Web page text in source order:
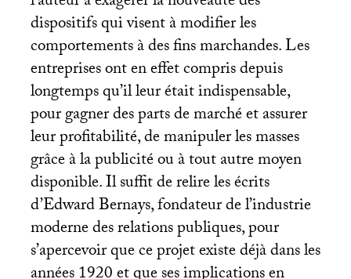
dispositifs qui visent à modifier les
comportements à des fins marchandes. Les
entreprises ont en effet compris depuis
longtemps qu’il leur était indispensable,
pour gagner des parts de marché et assurer
leur profitabilité, de manipuler les masses
grâce à la publicité ou à tout autre moyen
disponible. Il suffit de relire les écrits
d’Edward Bernays, fondateur de l’industrie
moderne des relations publiques, pour
s’apercevoir que ce projet existe déjà dans les